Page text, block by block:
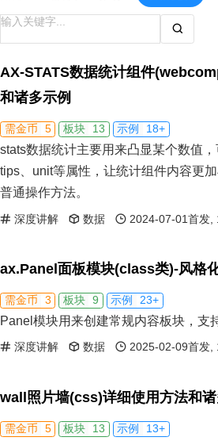
AX-STATS数据统计组件
和诸多示例
需金币 5 板块 13 示例 18+
stats数据统计主要用来凸显某个数值，
tips、unit等属性，让统计组件内容更
普通操作方法。
深度讲解 数据 2024-07-01首发,
ax.Panel面板模块(class类)-风格
需金币 3 板块 9 示例 23+
Panel模块用来创建常规内容板块，支
深度讲解 数据 2025-02-09首发,
wall照片墙(css)详细使用方法和诸
需金币 5 板块 13 示例 13+